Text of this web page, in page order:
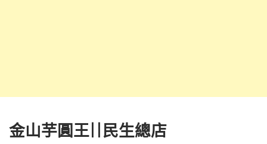
金山芋圓王||民生總店